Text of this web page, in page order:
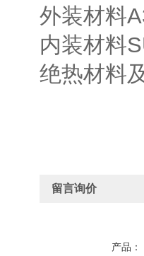
外装材料
内装材料
绝热材料
留言询价
产品：